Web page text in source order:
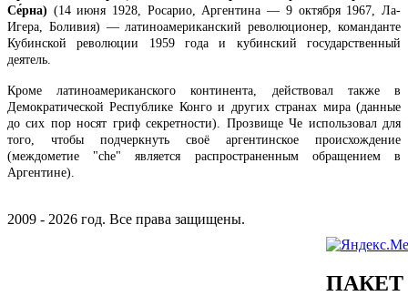
Се́рна) (14 июня 1928, Росарио, Аргентина — 9 октября 1967, Ла-
Игера, Боливия) — латиноамериканский революционер, команданте
Кубинской революции 1959 года и кубинский государственный
деятель.
Кроме латиноамериканского континента, действовал также в
Демократической Республике Конго и других странах мира (данные
до сих пор носят гриф секретности). Прозвище Че использовал для
того, чтобы подчеркнуть своё аргентинское происхождение
(междометие "che" является распространенным обращением в
Аргентине).
2009 - 2026 год. Все права защищены.